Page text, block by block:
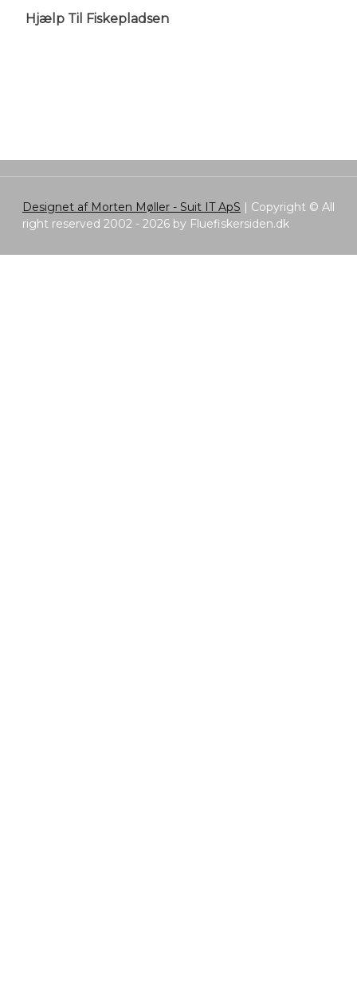
Hjælp Til Fiskepladsen
Designet af Morten Møller - Suit IT ApS | Copyright © All
right reserved 2002 - 2026 by Fluefiskersiden.dk